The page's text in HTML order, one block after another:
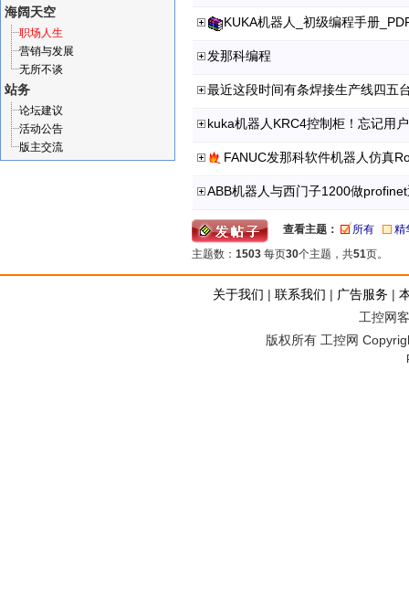
海阔天空
职场人生
营销与发展
无所不谈
站务
论坛建议
活动公告
版主交流
KUKA机器人_初级编程手册
发那科编程
kuka机器人KRC4控制柜！忘记用
ABB机器人与西门子1200做
查看主题： 所有
精
主题数： 1503 每页30个主题，共51页。
关于我们 | 联系我们 | 广告服务 |
工控网
版权所有 工控网